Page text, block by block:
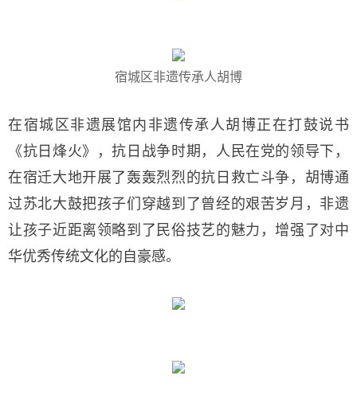
宿城区非遗传承人胡博
在宿城区非遗展馆内非遗传承人胡博正在打鼓说书
《抗日烽火》，抗日战争时期，人民在党的领导下，
在宿迁大地开展了轰轰烈烈的抗日救亡斗争，胡博通
过苏北大鼓把孩子们穿越到了曾经的艰苦岁月，非遗
让孩子近距离领略到了民俗技艺的魅力，增强了对中
华优秀传统文化的自豪感。